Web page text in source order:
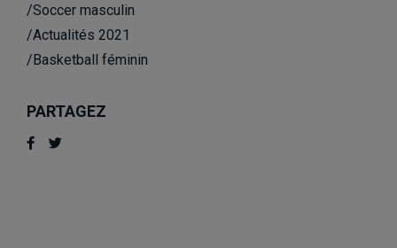
/Soccer masculin
/Actualités 2021
/Basketball féminin
PARTAGEZ